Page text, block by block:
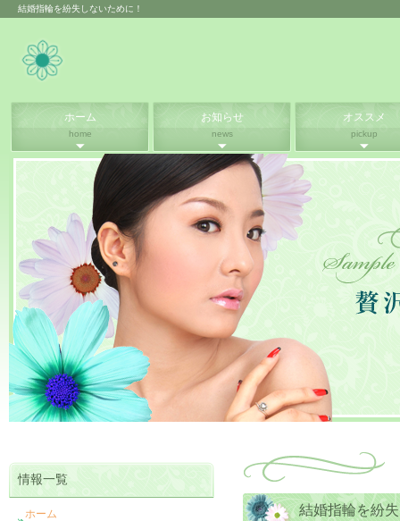
結婚指輪を紛失しないために！
ホーム
home
お知らせ
news
オススメ
pickup
結婚指輪を紛
情報一覧
ホーム